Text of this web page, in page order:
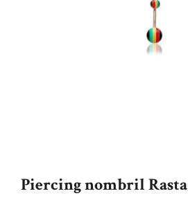
Piercing nombril Rasta